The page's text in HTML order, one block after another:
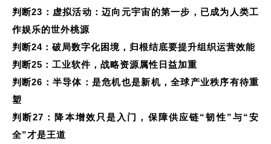
判断23：虚拟活动：迈向元宇宙的第一步，已成为人类工
作娱乐的世外桃源
判断24：破局数字化困境，归根结底要提升组织运营效能
判断25：工业软件，战略资源属性日益加重
判断26：半导体：是危机也是新机，全球产业秩序有待重
塑
判断27：降本增效只是入门，保障供应链“韧性”与“安
全”才是王道